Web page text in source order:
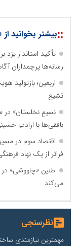
::بیشتر بخوانید
تأکید استاندار یزد
رسانه‌ها پرچمداران
اربعین؛ بازتولید
تشیع
نسیمِ نخلستان» در
بافقی‌ها با ارادتِ
اقتصاد سوم در
فراتر از یک نهاد
طنین «چاووشی» در
می‌کند
نظرسنجی
مهمترین نیازمندی